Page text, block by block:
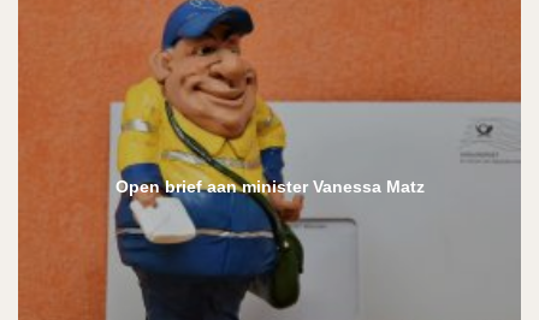
Open brief aan minister Vanessa Matz